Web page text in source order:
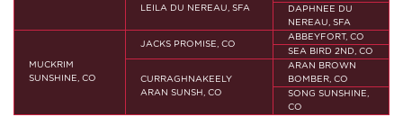
LEILA DU NEREAU, SFA
DAPHNEE DU
NEREAU, SFA
MUCKRIM
SUNSHINE, CO
JACKS PROMISE, CO
ABBEYFORT, CO
SEA BIRD 2ND, CO
CURRAGHNAKEELY
ARAN SUNSH, CO
ARAN BROWN
BOMBER, CO
SONG SUNSHINE,
CO